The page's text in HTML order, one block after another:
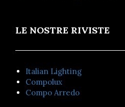
LE NOSTRE RIVISTE
Italian Lighting
Compolux
Compo Arredo